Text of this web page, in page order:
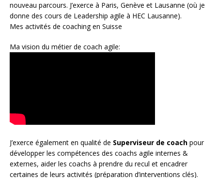
nouveau parcours. J’exerce à Paris, Genève et Lausanne (où je
donne des cours de Leadership agile à HEC Lausanne).
Mes activités de coaching en Suisse
Ma vision du métier de coach agile:
J’exerce également en qualité de Superviseur de coach pour
développer les compétences des coachs agile internes &
externes, aider les coachs à prendre du recul et encadrer
certaines de leurs activités (préparation d’interventions clés).